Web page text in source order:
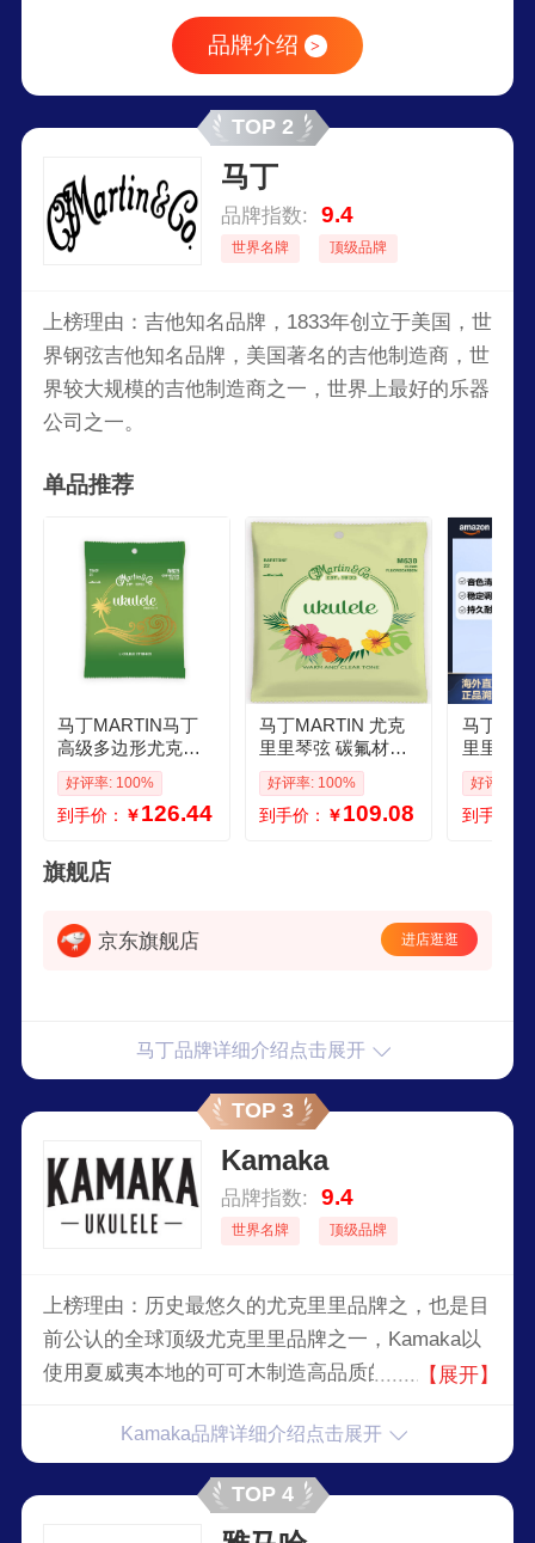
品牌介绍 >
TOP 2
马丁
品牌指数: 9.4
世界名牌 顶级品牌
上榜理由：吉他知名品牌，1833年创立于美国，世
界钢弦吉他知名品牌，美国著名的吉他制造商，世
界较大规模的吉他制造商之一，世界上最好的乐器
公司之一。
单品推荐
马丁MARTIN马丁
高级多边形尤克里
里琴弦 M625
好评率: 100%
到手价： ￥126.44
马丁MARTIN 尤克
里里琴弦 碳氟材质
贝尔尼规格 专业演
奏 清亮音色
好评率: 100%
到手价： ￥109.08
马丁
里里琴
弦套装
会型 温
好评率:
到手价：
旗舰店
京东旗舰店 进店逛逛
马丁品牌详细介绍点击展开
TOP 3
Kamaka
品牌指数: 9.4
世界名牌 顶级品牌
上榜理由：历史最悠久的尤克里里品牌之，也是目
前公认的全球顶级尤克里里品牌之一，Kamaka以
使用夏威夷本地的可可木制造高品质的手工乐器而
该品牌由家族传承式经营，确保了传统工艺与现代
【展开】
Kamaka品牌详细介绍点击展开
TOP 4